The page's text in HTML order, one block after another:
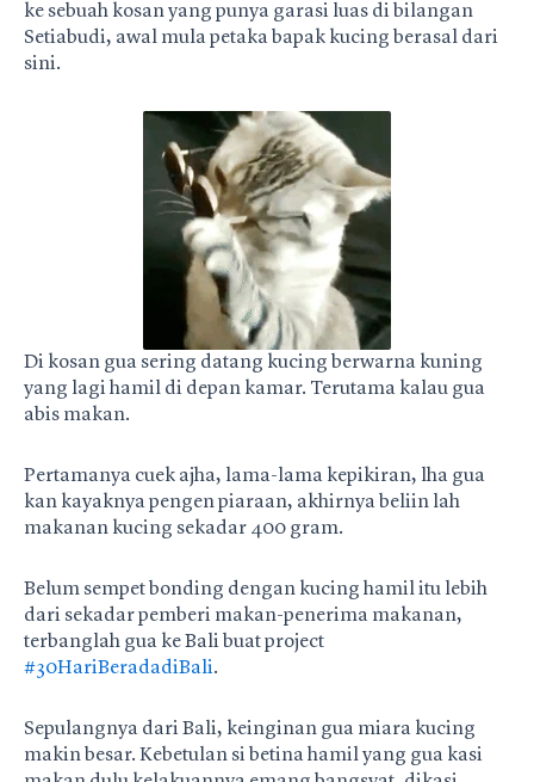
ke sebuah kosan yang punya garasi luas di bilangan
Setiabudi, awal mula petaka bapak kucing berasal dari
sini.
Di kosan gua sering datang kucing berwarna kuning
yang lagi hamil di depan kamar. Terutama kalau gua
abis makan.
Pertamanya cuek ajha, lama-lama kepikiran, lha gua
kan kayaknya pengen piaraan, akhirnya beliin lah
makanan kucing sekadar 400 gram.
Belum sempet bonding dengan kucing hamil itu lebih
dari sekadar pemberi makan-penerima makanan,
terbanglah gua ke Bali buat project
#30HariBeradadiBali.
Sepulangnya dari Bali, keinginan gua miara kucing
makin besar. Kebetulan si betina hamil yang gua kasi